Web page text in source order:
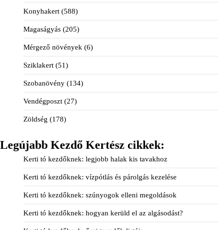
Konyhakert (588)
Magaságyás (205)
Mérgező növények (6)
Sziklakert (51)
Szobanövény (134)
Vendégposzt (27)
Zöldség (178)
Legújabb Kezdő Kertész cikkek:
Kerti tó kezdőknek: legjobb halak kis tavakhoz
Kerti tó kezdőknek: vízpótlás és párolgás kezelése
Kerti tó kezdőknek: szúnyogok elleni megoldások
Kerti tó kezdőknek: hogyan kerüld el az algásodást?